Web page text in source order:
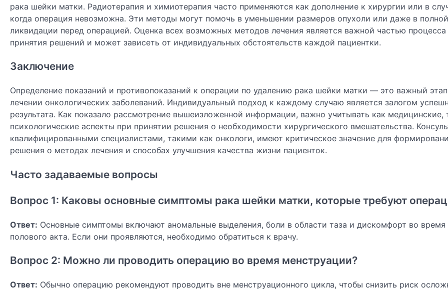
рака шейки матки. Радиотерапия и химиотерапия часто применяются как дополнение к хирургии или в
когда операция невозможна. Эти методы могут помочь в уменьшении размеров опухоли или даже в
ликвидации перед операцией. Оценка всех возможных методов лечения является важной частью процесса
принятия решений и может зависеть от индивидуальных обстоятельств каждой пациентки.
Заключение
Определение показаний и противопоказаний к операции по удалению рака шейки матки — это важный
лечении онкологических заболеваний. Индивидуальный подход к каждому случаю является залогом
результата. Как показало рассмотрение вышеизложенной информации, важно учитывать как медицинские,
психологические аспекты при принятии решения о необходимости хирургического вмешательства.
квалифицированными специалистами, такими как онкологи, имеют критическое значение для
решения о методах лечения и способах улучшения качества жизни пациенток.
Часто задаваемые вопросы
Вопрос 1: Каковы основные симптомы рака шейки матки, которые требуют
Ответ: Основные симптомы включают аномальные выделения, боли в области таза и дискомфорт во время
полового акта. Если они проявляются, необходимо обратиться к врачу.
Вопрос 2: Можно ли проводить операцию во время менструации?
Ответ: Обычно операцию рекомендуют проводить вне менструационного цикла, чтобы снизить риск